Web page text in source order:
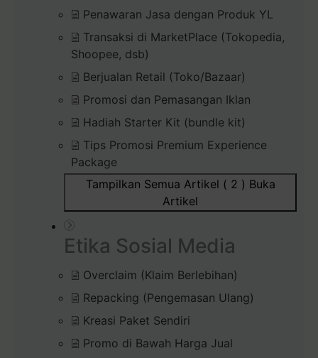
Penawaran Jasa dengan Produk YL
Transaksi di MarketPlace (Tokopedia,
Shoopee, dsb)
Berjualan Retail (Toko/Bazaar)
Promosi dan Pemasangan Iklan
Hadiah Starter Kit (bundle kit)
Tips Promosi Premium Experience
Package
Tampilkan Semua Artikel ( 2 ) Buka
Artikel
Etika Sosial Media
Overclaim (Klaim Berlebihan)
Repacking (Pengemasan Ulang)
Kreasi Paket Sendiri
Promo di Bawah Harga Jual